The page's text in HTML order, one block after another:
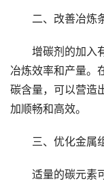
二、改善冶炼
增碳剂的加入有
冶炼效率和产量。
碳含量，可以营造
加顺畅和高效。
三、优化金属
适量的碳元素可